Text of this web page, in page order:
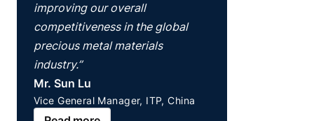
improving our overall
competitiveness in the global
precious metal materials
industry.”
Mr. Sun Lu
Vice General Manager, ITP, China